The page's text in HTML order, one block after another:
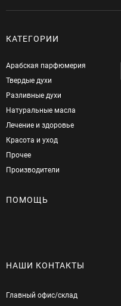
КАТЕГОРИИ
Арабская парфюмерия
Твердые духи
Разливные духи
Натуральные масла
Лечение и здоровье
Красота и уход
Прочее
Производители
ПОМОЩЬ
НАШИ КОНТАКТЫ
Главный офис/cклад